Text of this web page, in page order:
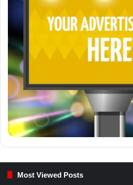
Most Viewed Posts